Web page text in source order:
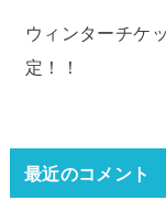
ウィンターチケ
定！！
最近のコメント